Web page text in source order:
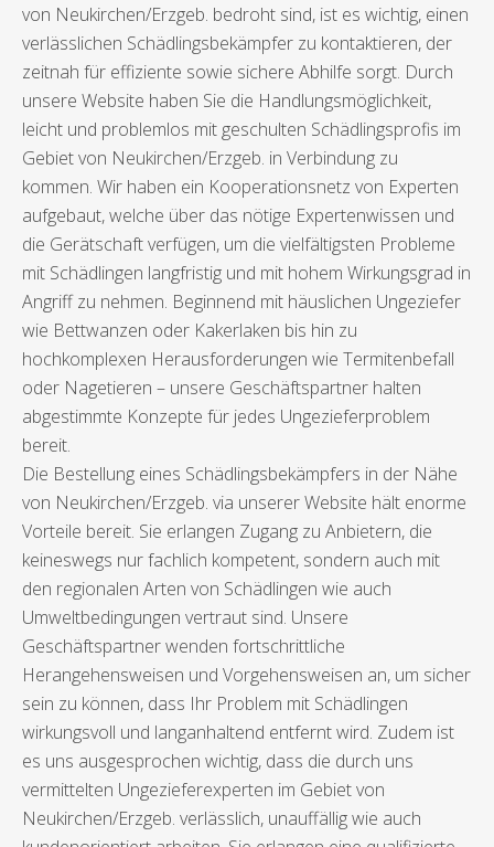
von Neukirchen/Erzgeb. bedroht sind, ist es wichtig, einen
verlässlichen Schädlingsbekämpfer zu kontaktieren, der
zeitnah für effiziente sowie sichere Abhilfe sorgt. Durch
unsere Website haben Sie die Handlungsmöglichkeit,
leicht und problemlos mit geschulten Schädlingsprofis im
Gebiet von Neukirchen/Erzgeb. in Verbindung zu
kommen. Wir haben ein Kooperationsnetz von Experten
aufgebaut, welche über das nötige Expertenwissen und
die Gerätschaft verfügen, um die vielfältigsten Probleme
mit Schädlingen langfristig und mit hohem Wirkungsgrad in
Angriff zu nehmen. Beginnend mit häuslichen Ungeziefer
wie Bettwanzen oder Kakerlaken bis hin zu
hochkomplexen Herausforderungen wie Termitenbefall
oder Nagetieren – unsere Geschäftspartner halten
abgestimmte Konzepte für jedes Ungezieferproblem
bereit.
Die Bestellung eines Schädlingsbekämpfers in der Nähe
von Neukirchen/Erzgeb. via unserer Website hält enorme
Vorteile bereit. Sie erlangen Zugang zu Anbietern, die
keineswegs nur fachlich kompetent, sondern auch mit
den regionalen Arten von Schädlingen wie auch
Umweltbedingungen vertraut sind. Unsere
Geschäftspartner wenden fortschrittliche
Herangehensweisen und Vorgehensweisen an, um sicher
sein zu können, dass Ihr Problem mit Schädlingen
wirkungsvoll und langanhaltend entfernt wird. Zudem ist
es uns ausgesprochen wichtig, dass die durch uns
vermittelten Ungezieferexperten im Gebiet von
Neukirchen/Erzgeb. verlässlich, unauffällig wie auch